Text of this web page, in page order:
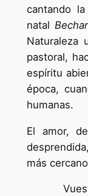
cantando
natal
Naturaleza
pastoral,
espíritu
época,
humanas.
El amor,
más